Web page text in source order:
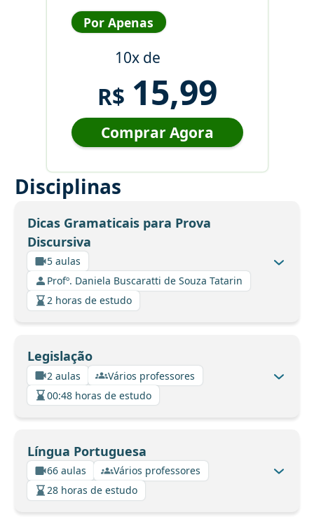
Por Apenas
10x de
R$ 15,99
Comprar Agora
Disciplinas
Dicas Gramaticais para Prova
Discursiva
5 aulas
Profº. Daniela Buscaratti de Souza Tatarin
2 horas de estudo
Legislação
2 aulas
Vários professores
00:48 horas de estudo
Língua Portuguesa
66 aulas
Vários professores
28 horas de estudo